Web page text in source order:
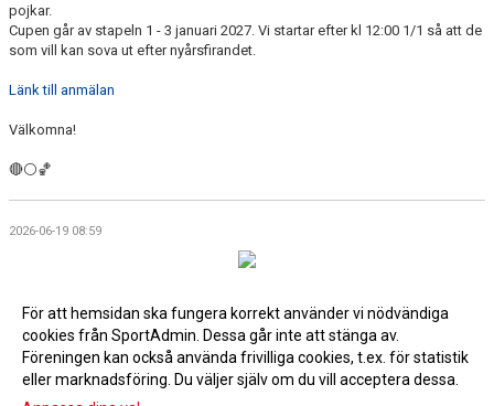
pojkar.
Cupen går av stapeln 1 - 3 januari 2027. Vi startar efter kl 12:00 1/1 så att de
som vill kan sova ut efter nyårsfirandet.
Länk till anmälan
Välkomna!
🔴⚪🏀
2026-06-19 08:59
Fler nyheter >>
För att hemsidan ska fungera korrekt använder vi nödvändiga
cookies från SportAdmin. Dessa går inte att stänga av.
Föreningen kan också använda frivilliga cookies, t.ex. för statistik
eller marknadsföring. Du väljer själv om du vill acceptera dessa.